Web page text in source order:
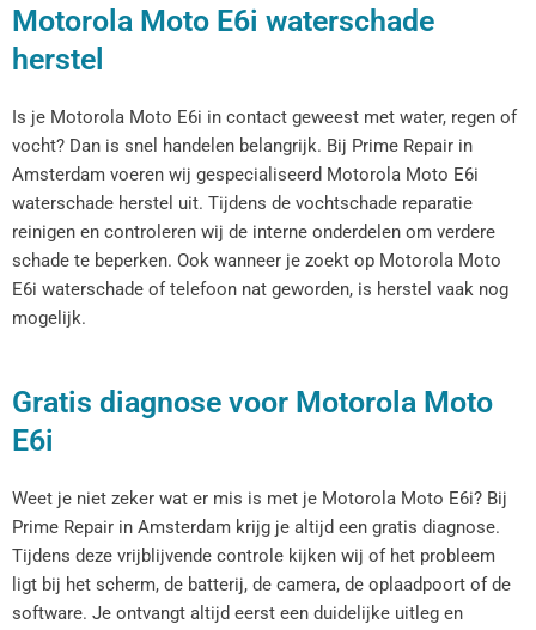
Motorola Moto E6i waterschade
herstel
Is je Motorola Moto E6i in contact geweest met water, regen of
vocht? Dan is snel handelen belangrijk. Bij Prime Repair in
Amsterdam voeren wij gespecialiseerd Motorola Moto E6i
waterschade herstel uit. Tijdens de vochtschade reparatie
reinigen en controleren wij de interne onderdelen om verdere
schade te beperken. Ook wanneer je zoekt op Motorola Moto
E6i waterschade of telefoon nat geworden, is herstel vaak nog
mogelijk.
Gratis diagnose voor Motorola Moto
E6i
Weet je niet zeker wat er mis is met je Motorola Moto E6i? Bij
Prime Repair in Amsterdam krijg je altijd een gratis diagnose.
Tijdens deze vrijblijvende controle kijken wij of het probleem
ligt bij het scherm, de batterij, de camera, de oplaadpoort of de
software. Je ontvangt altijd eerst een duidelijke uitleg en